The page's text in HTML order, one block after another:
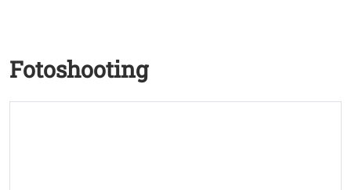
Fotoshooting